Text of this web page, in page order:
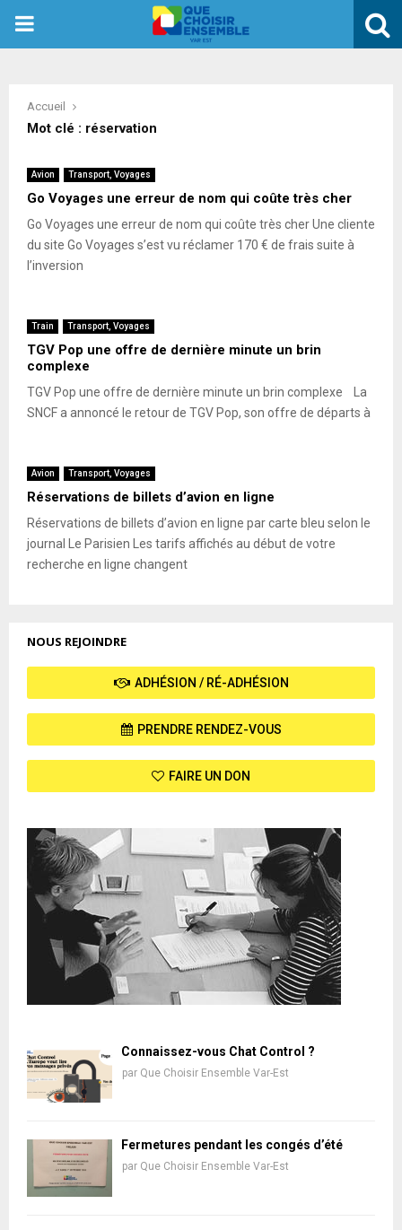
PRIMARY
Accueil
Mot clé : réservation
Avion Transport, Voyages
Go Voyages une erreur de nom qui coûte très cher
Go Voyages une erreur de nom qui coûte très cher Une cliente
du site Go Voyages s’est vu réclamer 170 € de frais suite à
l’inversion
Train Transport, Voyages
TGV Pop une offre de dernière minute un brin
complexe
TGV Pop une offre de dernière minute un brin complexe La
SNCF a annoncé le retour de TGV Pop, son offre de départs à
Avion Transport, Voyages
Réservations de billets d’avion en ligne
Réservations de billets d’avion en ligne par carte bleu selon le
journal Le Parisien Les tarifs affichés au début de votre
recherche en ligne changent
NOUS REJOINDRE
ADHÉSION / RÉ-ADHÉSION
PRENDRE RENDEZ-VOUS
FAIRE UN DON
Connaissez-vous Chat Control ?
par Que Choisir Ensemble Var-Est
Fermetures pendant les congés d’été
par Que Choisir Ensemble Var-Est